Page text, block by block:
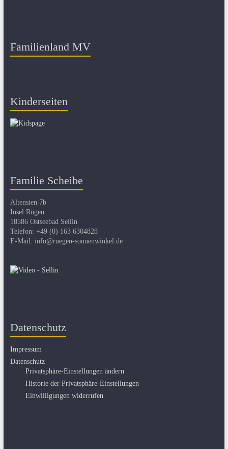
Familienland MV
Kinderseiten
Familie Scheibe
Altensien 7b
Insel Rügen
18586 Ostseebad Sellin
Telefon: +49 (0) 163 6304828
E-Mail: info@ruegen-sonnenwinkel.de
Datenschutz
Impressum
Datenschutz
Privatsphäre-Einstellungen ändern
Historie der Privatsphäre-Einstellungen
Einwilligungen widerrufen